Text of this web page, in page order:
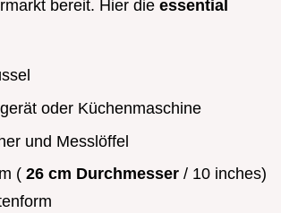
bereit. Hier die essential
oder Küchenmaschine
und Messlöffel
( 26 cm Durchmesser / 10 inches)